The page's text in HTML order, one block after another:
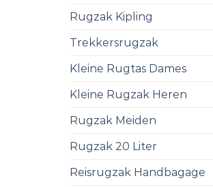
Rugzak Kipling
Trekkersrugzak
Kleine Rugtas Dames
Kleine Rugzak Heren
Rugzak Meiden
Rugzak 20 Liter
Reisrugzak Handbagage